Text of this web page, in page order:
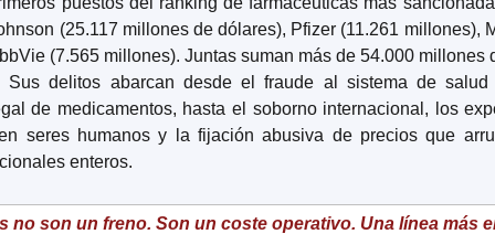
(25.117 millones de dólares), Pfizer (11.261 millones),
(7.565 millones). Juntas suman más de 54.000 millones
Sus delitos abarcan desde el fraude al sistema de
de medicamentos, hasta el soborno internacional, los
seres humanos y la fijación abusiva de precios que
enteros.
no son un freno. Son un coste operativo. Una línea más